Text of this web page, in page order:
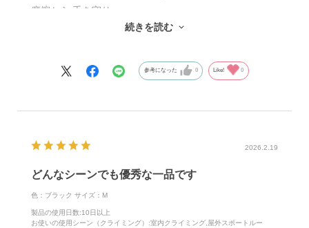
摩擦から 手を守り
現地までの バイクツーリングでも 快適に
多方面にわたり 重宝しております
続きを読む
参考になった 0 Like! 0
2026.2.19
どんなシーンでも優秀な一品です
色：ブラック サイズ：M
製品の使用日数:10日以上
お使いの使用シーン（クライミング） :室内クライミング,屋外スポートルー